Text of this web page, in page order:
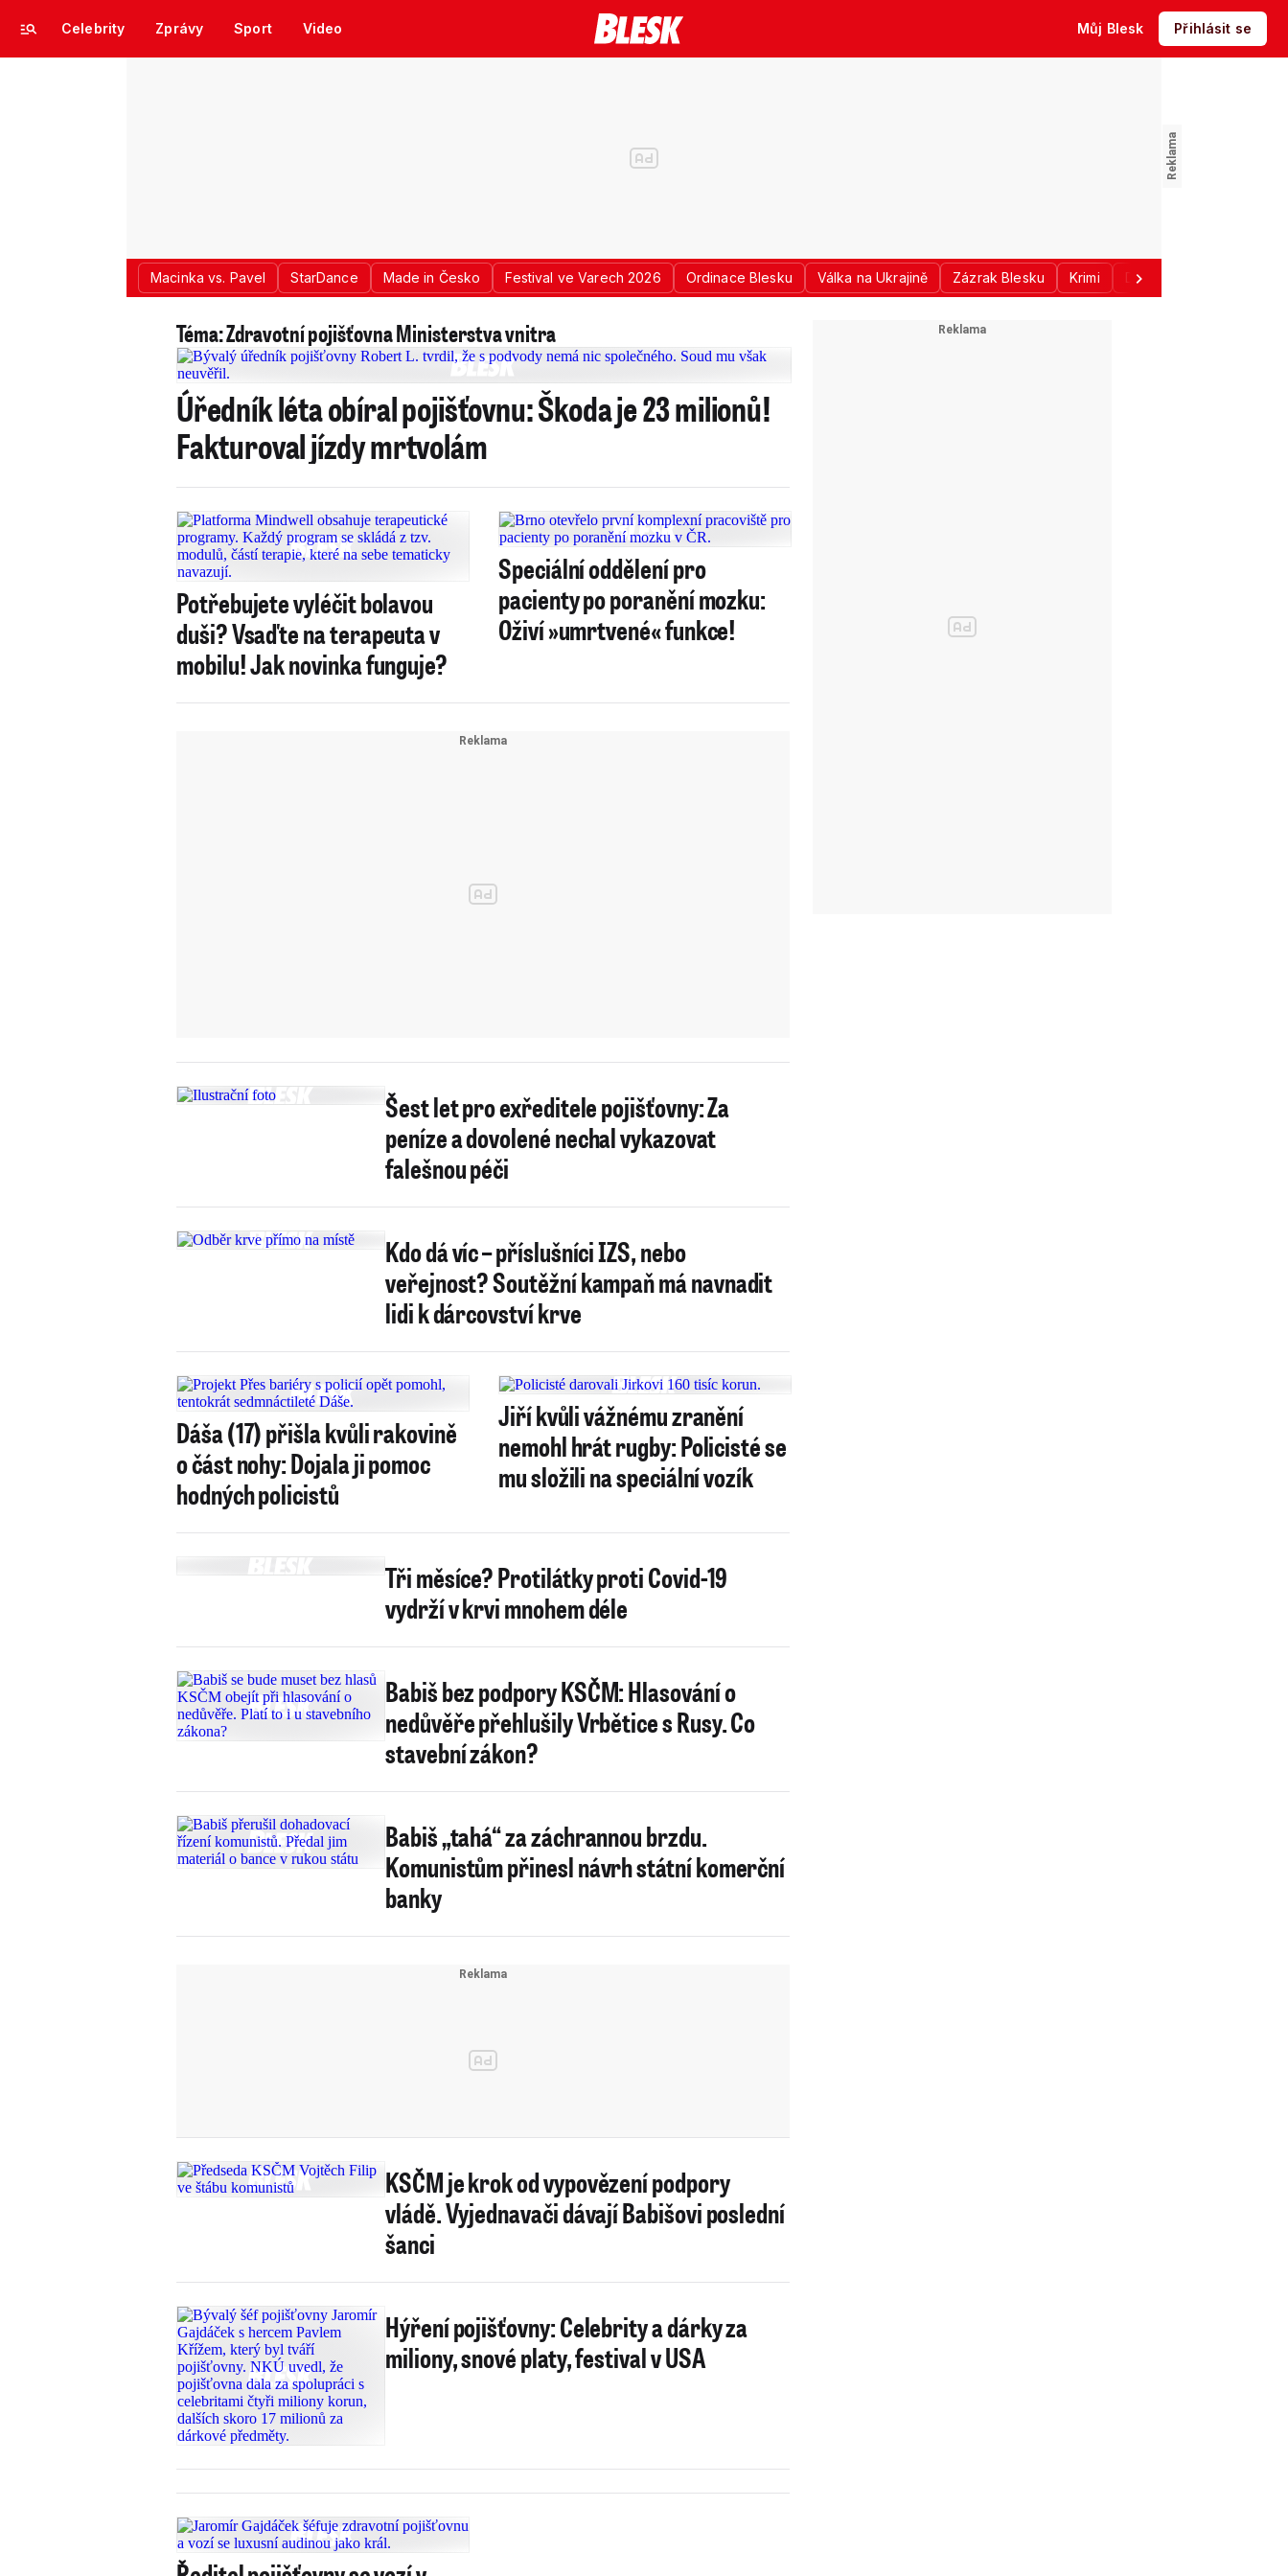
Celebrity Zprávy Sport Video Můj Blesk Přihlásit se
Macinka vs. Pavel StarDance Made in Česko Festival ve Varech 2026 Ordinace Blesku Válka na Ukrajině Zázrak Blesku Krimi Donald Trump
Téma: Zdravotní pojišťovna Ministerstva vnitra
Úředník léta obíral pojišťovnu: Škoda je 23 milionů!
Fakturoval jízdy mrtvolám
Potřebujete vyléčit bolavou
duši? Vsaďte na terapeuta v
mobilu! Jak novinka funguje?
Speciální oddělení pro
pacienty po poranění mozku:
Oživí »umrtvené« funkce!
Šest let pro exředitele pojišťovny: Za
peníze a dovolené nechal vykazovat
falešnou péči
Kdo dá víc – příslušníci IZS, nebo
veřejnost? Soutěžní kampaň má navnadit
lidi k dárcovství krve
Dáša (17) přišla kvůli rakovině
o část nohy: Dojala ji pomoc
hodných policistů
Jiří kvůli vážnému zranění
nemohl hrát rugby: Policisté se
mu složili na speciální vozík
Tři měsíce? Protilátky proti Covid-19
vydrží v krvi mnohem déle
Babiš bez podpory KSČM: Hlasování o
nedůvěře přehlušily Vrbětice s Rusy. Co
stavební zákon?
Babiš „tahá“ za záchrannou brzdu.
Komunistům přinesl návrh státní komerční
banky
KSČM je krok od vypovězení podpory
vládě. Vyjednavači dávají Babišovi poslední
šanci
Hýření pojišťovny: Celebrity a dárky za
miliony, snové platy, festival v USA